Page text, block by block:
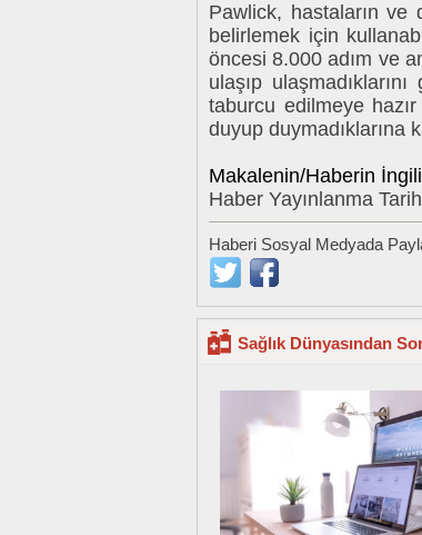
Pawlick, hastaların ve
belirlemek için
öncesi 8.000 adım ve
ulaşıp
taburcu edilmeye
duyup duymadıklarına
Makalenin/Haberin
Haber Yayınlanma
Haberi Sosyal Medyada
Sağlık Dünyasından